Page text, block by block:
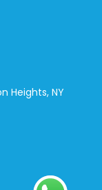
Heights, NY